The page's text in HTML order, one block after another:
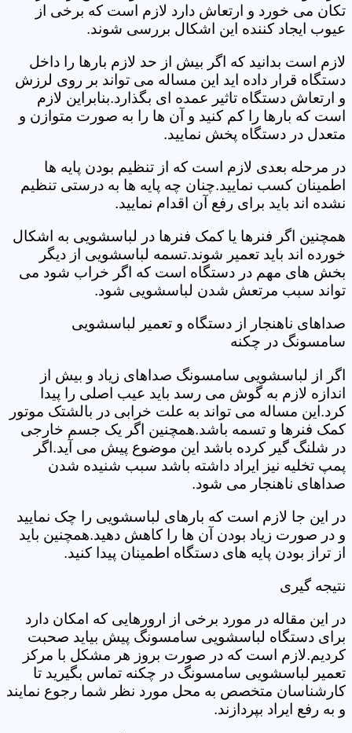
تکان می خورد و ارتعاش دارد لازم است که برخی از
عیوب ایجاد کننده این اشکال بررسی شوند.
لازم است بدانید که اگر بیش از حد لازم بارها را داخل
دستگاه قرار داده اید این مساله می تواند بر روی لرزش
و ارتعاش دستگاه تاثیر عمده ای بگذارد.بنابراین لازم
است که بارها را کم کنید و آن ها را به صورت متوازن و
متعدل در دستگاه پخش نمایید.
در مرحله بعدی لازم است که از تنظیم بودن پایه ها
اطمینان کسب نمایید.چنان چه پایه ها به درستی تنظیم
نشده اند باید برای رفع آن اقدام نمایید.
همچنین اگر فنرها یا کمک فنرها در لباسشویی به اشکال
خورده اند باید تعمیر شوند.تسمه لباسشویی از دیگر
بخش های مهم در دستگاه است که اگر خراب شود می
تواند سبب مرتعش شدن لباسشویی شود.
صداهای ناهنجار از دستگاه و تعمیر لباسشویی
سامسونگ در چکنه
اگر از لباسشویی سامسونگ صداهای زیاد و بیش از
اندازه لازم به گوش می رسد باید عیب اصلی را پیدا
کرد.این مساله می تواند به علت خرابی در بالشتک موتور
کمک فنرها و تسمه باشد.همچنین اگر یک جسم خارجی
در شلنگ گیر کرده باشد این موضوع پیش می آید.اگر
پمپ تخلیه نیز ایراد داشته باشد سبب شنیده شدن
صداهای ناهنجار می شود.
در این جا لازم است که بارهای لباسشویی را چک نمایید
و در صورت زیاد بودن آن ها را کاهش دهید.همچنین باید
از تراز بودن پایه های دستگاه اطمینان پیدا کنید.
نتیجه گیری
در این مقاله در مورد برخی از ارورهایی که امکان دارد
برای دستگاه لباسشویی سامسونگ پیش بیاید صحبت
کردیم.لازم است که در صورت بروز هر مشکل با مرکز
تعمیر لباسشویی سامسونگ در چکنه تماس بگیرید تا
کارشناسان متخصص به محل مورد نظر شما رجوع نمایند
و به رفع ایراد بپردازند.